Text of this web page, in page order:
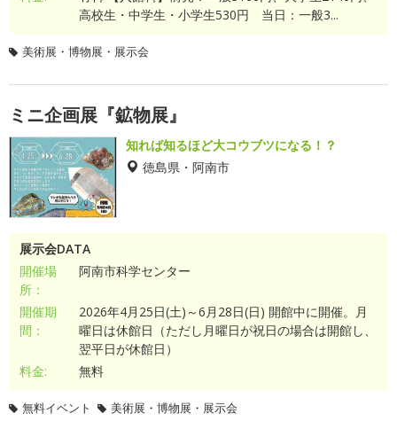
高校生・中学生・小学生530円 当日：一般3...
美術展・博物展・展示会
ミニ企画展『鉱物展』
知れば知るほど大コウブツになる！？
徳島県・阿南市
展示会DATA
開催場
所：
阿南市科学センター
開催期
間：
2026年4月25日(土)～6月28日(日) 開館中に開催。月
曜日は休館日（ただし月曜日が祝日の場合は開館し、
翌平日が休館日）
料金:
無料
無料イベント 美術展・博物展・展示会